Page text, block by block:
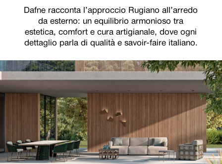
Dafne racconta l’approccio Rugiano all’arredo
da esterno: un equilibrio armonioso tra
estetica, comfort e cura artigianale, dove ogni
dettaglio parla di qualità e savoir-faire italiano.